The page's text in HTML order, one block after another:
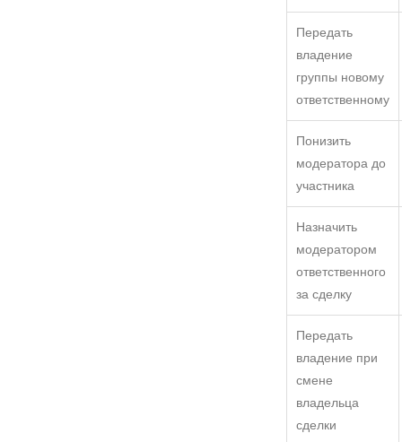
Передать
владение
группы новому
ответственному
Понизить
модератора до
участника
Назначить
модератором
ответственного
за сделку
Передать
владение при
смене
владельца
сделки